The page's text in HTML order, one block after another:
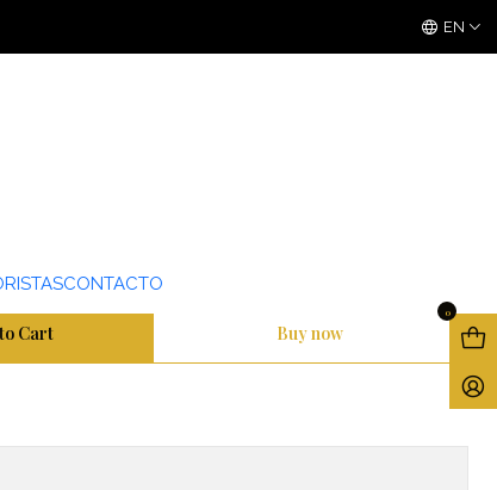
CONTACTO
0
EN
Cart Buy now